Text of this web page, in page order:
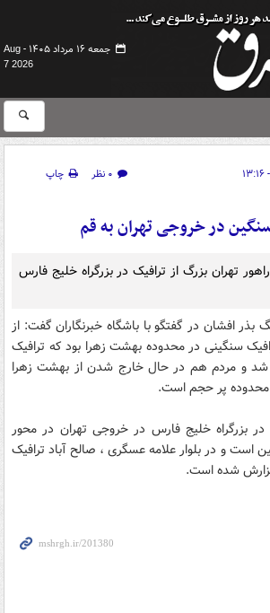
جمعه ۱۶ مرداد ۱۴۰۵ -
Aug
7 2026
۰ نظر
چاپ
در خروجی تهران به قم
تهران بزرگ از ترافیک در بزرگراه خلیج فارس
بذر افشان در گفتگو با باشگاه خبرنگاران گفت: از
ترافیک سنگینی در محدوده بهشت زهرا بود که ترافیک
۱۰ روان تر شد و مردم هم در حال خارج شدن از بهشت زهرا
محدوده پر حجم است.
بزرگراه خلیج فارس در خروجی تهران در محور
است و در بلو‌ار علامه عسگری ، صالح آباد ترافیک
شده است.